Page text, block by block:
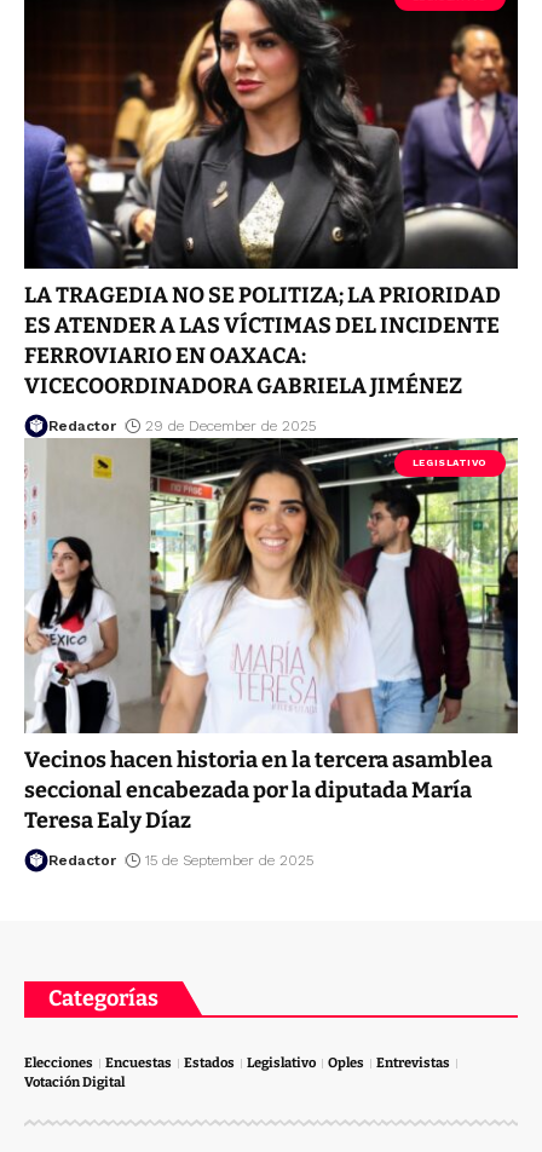
LA TRAGEDIA NO SE POLITIZA; LA PRIORIDAD
ES ATENDER A LAS VÍCTIMAS DEL INCIDENTE
FERROVIARIO EN OAXACA:
VICECOORDINADORA GABRIELA JIMÉNEZ
Redactor 29 de December de 2025
LEGISLATIVO
Vecinos hacen historia en la tercera asamblea
seccional encabezada por la diputada María
Teresa Ealy Díaz
Redactor 15 de September de 2025
Categorías
Elecciones Encuestas Estados Legislativo Oples
Entrevistas
Votación Digital